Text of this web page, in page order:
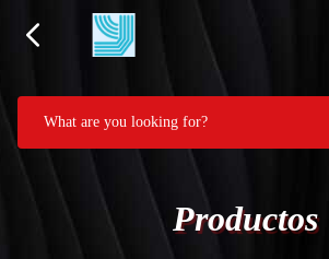
Productos